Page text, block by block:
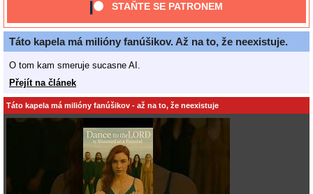
STAŇTE SE PATRONEM
Táto kapela má milióny fanúšikov. Až na to, že neexistuje.
O tom kam smeruje sucasne AI.
Přejít na článek
Táto kapela má milióny fanúšikov - až na to, že neexistuje